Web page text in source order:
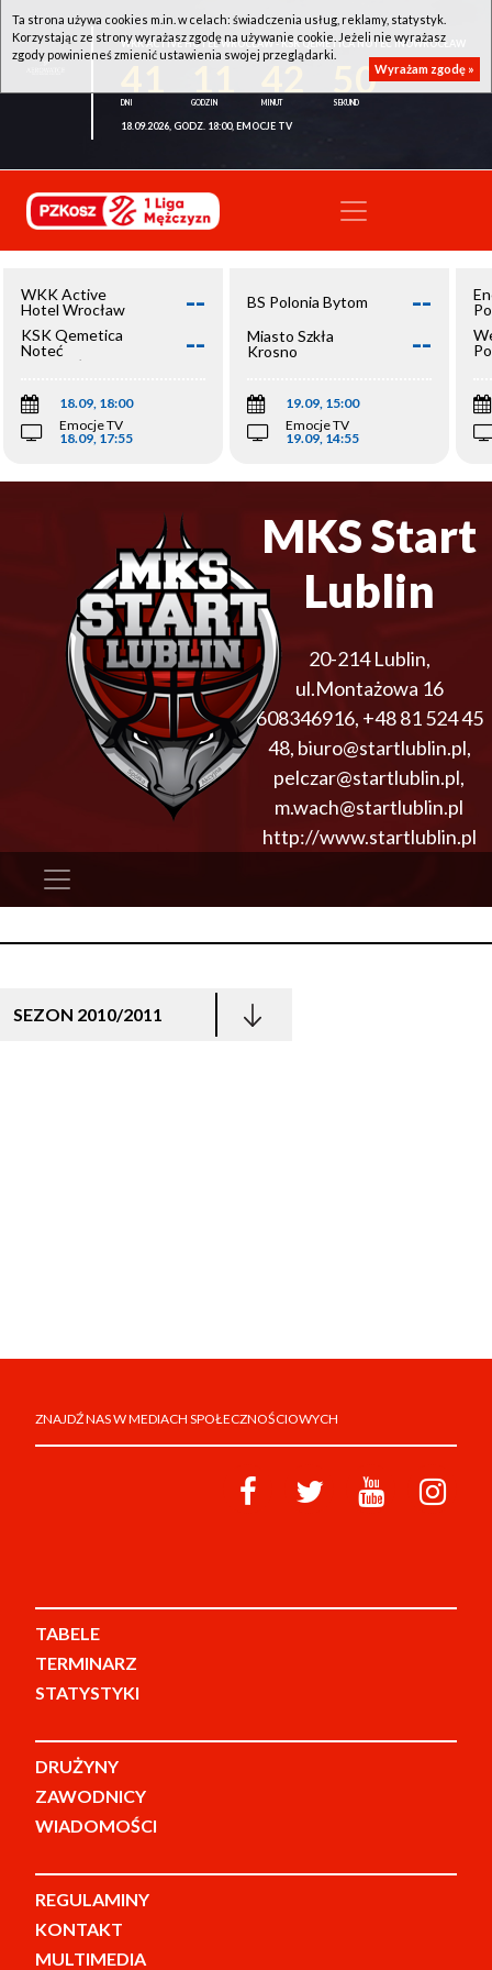
WKK ACTIVE HOTEL WROCŁAW - KSK QEMETICA NOTEĆ INOWROCŁAW
50
18.09.2026, GODZ. 18:00, EMOCJE TV
WKK Active
Hotel Wrocław
--
KSK Qemetica
Noteć
Inowrocław
--
18.09, 18:00
Emocje TV
18.09, 17:55
BS Polonia Bytom --
Miasto Szkła
Krosno
--
19.09, 15:00
Emocje TV
19.09, 14:55
MKS Start
Lublin
20-214 Lublin,
ul.Montażowa 16
608346916, +48 81 524 45
48, biuro@startlublin.pl,
pelczar@startlublin.pl,
m.wach@startlublin.pl
http://www.startlublin.pl
SEZON 2010/2011
ZNAJDŹ NAS W MEDIACH SPOŁECZNOŚCIOWYCH
TABELE
TERMINARZ
STATYSTYKI
DRUŻYNY
ZAWODNICY
WIADOMOŚCI
REGULAMINY
KONTAKT
MULTIMEDIA
Ta strona używa cookies m.in. w celach: świadczenia usług, reklamy, statystyk.
Korzystając ze strony wyrażasz zgodę na używanie cookie. Jeżeli nie wyrażasz
zgody powinieneś zmienić ustawienia swojej przeglądarki.
Wyrażam zgodę »